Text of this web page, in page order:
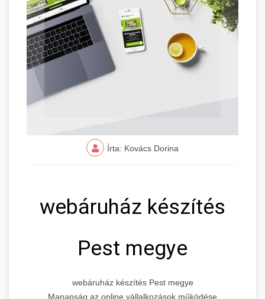
Írta: Kovács Dorina
webáruház készítés
Pest megye
webáruház készítés Pest megye
Manapság az online vállalkozások működése